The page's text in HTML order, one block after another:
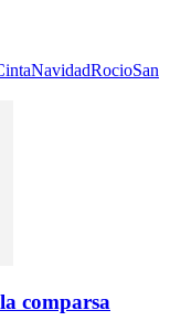
NavidadRocioSan
comparsa